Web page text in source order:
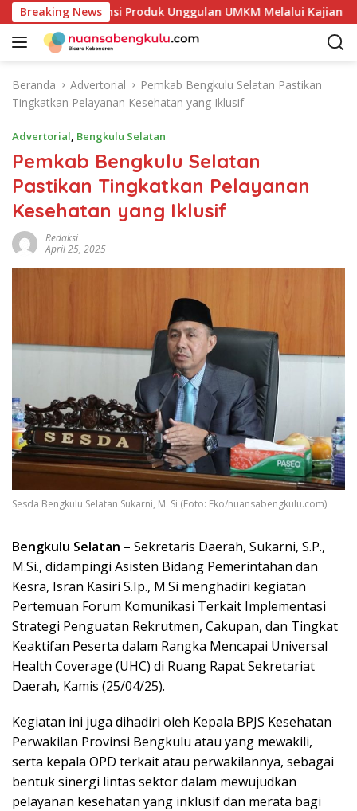
a
Breaking News
Petakan Potensi Produk Unggulan UMKM Melalui Kajian
Beranda Advertorial
Pemkab Bengkulu Selatan Pastikan
Tingkatkan Pelayanan Kesehatan yang Iklusif
Advertorial, Bengkulu Selatan
Pemkab Bengkulu Selatan
Pastikan Tingkatkan Pelayanan
Kesehatan yang Iklusif
Redaksi
April 25, 2025
Sesda Bengkulu Selatan Sukarni, M. Si (Foto: Eko/nuansabengkulu.com)
Bengkulu Selatan – Sekretaris Daerah, Sukarni, S.P.,
M.Si., didampingi Asisten Bidang Pemerintahan dan
Kesra, Isran Kasiri S.Ip., M.Si menghadiri kegiatan
Pertemuan Forum Komunikasi Terkait Implementasi
Strategi Penguatan Rekrutmen, Cakupan, dan Tingkat
Keaktifan Peserta dalam Rangka Mencapai Universal
Health Coverage (UHC) di Ruang Rapat Sekretariat
Daerah, Kamis (25/04/25).
Kegiatan ini juga dihadiri oleh Kepala BPJS Kesehatan
Perwakilan Provinsi Bengkulu atau yang mewakili,
serta kepala OPD terkait atau perwakilannya, sebagai
bentuk sinergi lintas sektor dalam mewujudkan
pelayanan kesehatan yang inklusif dan merata bagi